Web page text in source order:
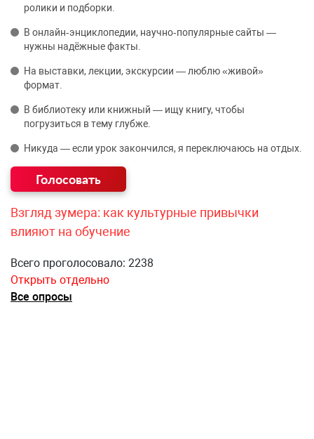
ролики и подборки.
В онлайн‑энциклопедии, научно‑популярные сайты —
нужны надёжные факты.
На выставки, лекции, экскурсии — люблю «живой»
формат.
В библиотеку или книжный — ищу книгу, чтобы
погрузиться в тему глубже.
Никуда — если урок закончился, я переключаюсь на отдых.
Взгляд зумера: как культурные привычки
влияют на обучение
Всего проголосовало: 2238
Открыть отдельно
Все опросы